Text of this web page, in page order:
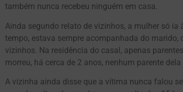
também nunca recebeu ninguém em casa.
Ainda segundo relato de vizinhos, a mulher só
tempo, estava sempre acompanhada do
vizinhos. Na residência do casal, apenas
morreu, há cerca de 2 anos, nenhum parente dela
A vizinha ainda disse que a vítima nunca falou